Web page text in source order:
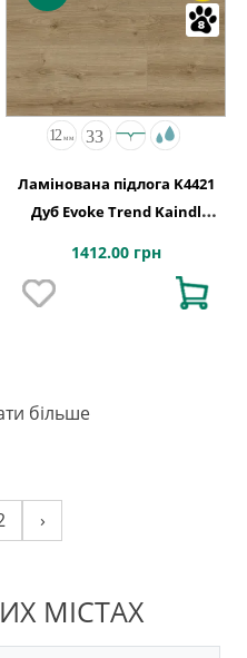
Ламінована підлога K4421
Дуб Evoke Trend Kaindl
1412.00 грн
більше
›
МІСТАХ